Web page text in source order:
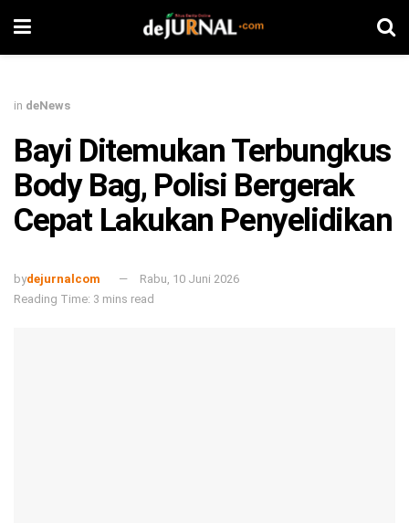
in deNews
Bayi Ditemukan Terbungkus
Body Bag, Polisi Bergerak
Cepat Lakukan Penyelidikan
bydejurnalcom
Rabu, 10 Juni 2026
Reading Time: 3 mins read